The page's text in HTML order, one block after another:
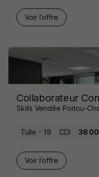
Voir l’offre
Collaborateur
Skills Vendée Poitou-
Tulle - 19 CDI 36
Voir l’offre